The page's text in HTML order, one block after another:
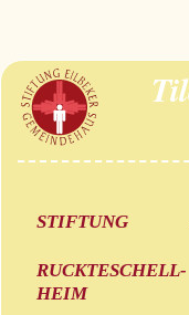
STIFTUNG
RUCKTESCHELL-
HEIM